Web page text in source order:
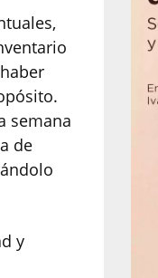
semana
de
y